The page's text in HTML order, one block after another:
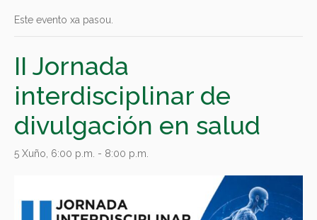
Este evento xa pasou.
II Jornada
interdisciplinar de
divulgación en salud
5 Xuño, 6:00 p.m. - 8:00 p.m.